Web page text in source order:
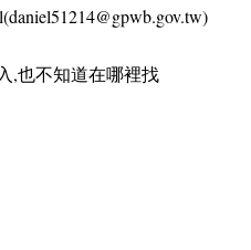
,也不知道在哪裡找